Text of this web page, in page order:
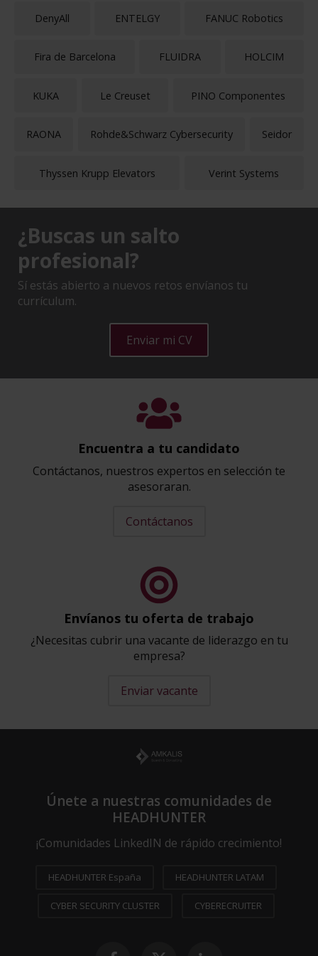
DenyAll ENTELGY FANUC Robotics
Fira de Barcelona FLUIDRA HOLCIM
KUKA Le Creuset PINO Componentes
RAONA Rohde&Schwarz Cybersecurity Seidor
Thyssen Krupp Elevators Verint Systems
¿Buscas un salto
profesional?
Sí estás abierto a nuevos retos envíanos tu
currículum.
Enviar mi CV
Encuentra a tu candidato
Contáctanos, nuestros expertos en selección te
asesoraran.
Contáctanos
Envíanos tu oferta de trabajo
¿Necesitas cubrir una vacante de liderazgo en tu
empresa?
Enviar vacante
Únete a nuestras comunidades de
HEADHUNTER
¡Comunidades LinkedIN de rápido crecimiento!
HEADHUNTER España HEADHUNTER LATAM
CYBER SECURITY CLUSTER CYBERECRUITER